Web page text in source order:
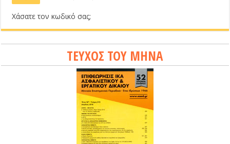
Χάσατε τον κωδικό σας;
ΤΕΥΧΟΣ ΤΟΥ ΜΗΝΑ